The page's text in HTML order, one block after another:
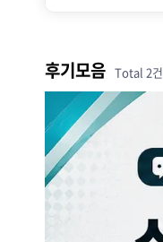
후기모음 Total 2건